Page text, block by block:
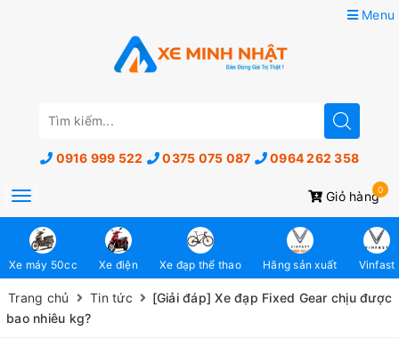
Menu
0916 999 522 0375 075 087 0964 262 358
Giỏ hàng0
Toggle
navigation
Xe máy 50cc Xe điện Xe đạp thể thao Hãng sản xuất Vinfast
Trang chủ Tin tức
[Giải đáp] Xe đạp Fixed Gear chịu được
bao nhiêu kg?